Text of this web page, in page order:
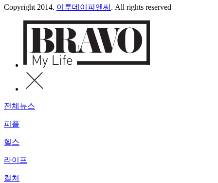
Copyright 2014. 이투데이피엔씨 . All rights reserved
전체뉴스
피플
헬스
라이프
컬처